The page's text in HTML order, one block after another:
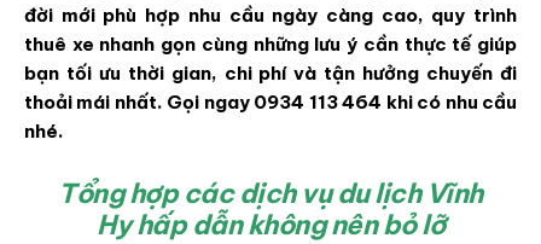
đời mới phù hợp nhu cầu ngày càng cao, quy trình
thuê xe nhanh gọn cùng những lưu ý cần thực tế giúp
bạn tối ưu thời gian, chi phí và tận hưởng chuyến đi
thoải mái nhất. Gọi ngay 0934 113 464 khi có nhu cầu
nhé.
Tổng hợp các dịch vụ du lịch Vĩnh
Hy hấp dẫn không nên bỏ lỡ